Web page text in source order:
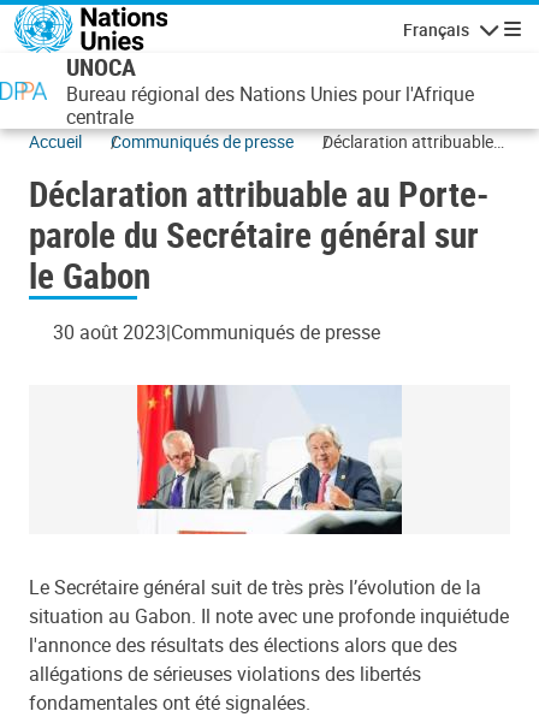
Aller au contenu principal
Français
UNOCA
Bureau régional des Nations Unies pour l'Afrique
centrale
Accueil Communiqués de presse
Déclaration attribuable
Secrétaire général sur le
Gabon
Déclaration attribuable au Porte-
parole du Secrétaire général sur
le Gabon
30 août 2023 Communiqués de presse
Le Secrétaire général suit de très près l’évolution de la
situation au Gabon. Il note avec une profonde inquiétude
l'annonce des résultats des élections alors que des
allégations de sérieuses violations des libertés
fondamentales ont été signalées.